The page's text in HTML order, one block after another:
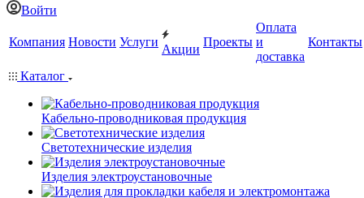
Войти
Компания Новости Услуги
Акции
Проекты
Оплата
и
доставка
Контакты
Каталог
Кабельно-проводниковая продукция
Светотехнические изделия
Изделия электроустановочные